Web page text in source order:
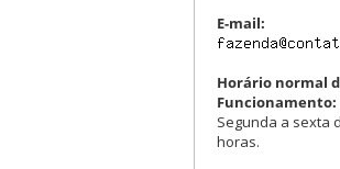
E-mail:
Horário normal
Funcionamento:
Segunda a sexta
horas.